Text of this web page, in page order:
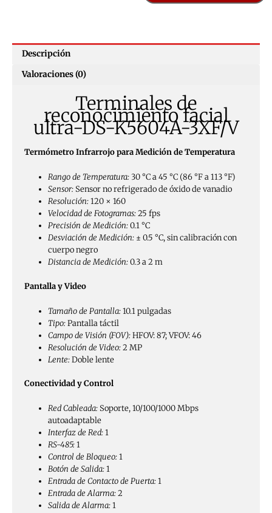
Descripción
Valoraciones (0)
Terminales de
reconocimiento facial
ultra-DS-K5604A-3XF/V
Termómetro Infrarrojo para Medición de Temperatura
Rango de Temperatura:30 °C a 45 °C (86 °F a 113 °F)
Sensor: Sensor no refrigerado de óxido de vanadio
Resolución:120 × 160
Velocidad de Fotogramas:25 fps
Precisión de Medición:0.1 °C
Desviación de Medición: ± 0.5 °C, sin calibración con
cuerpo negro
Distancia de Medición:0.3 a 2 m
Pantalla y Video
Tamaño de Pantalla:10.1 pulgadas
Tipo:Pantalla táctil
Campo de Visión (FOV):HFOV: 87; VFOV: 46
Resolución de Video:2 MP
Lente:Doble lente
Conectividad y Control
Red Cableada: Soporte, 10/100/1000 Mbps
autoadaptable
Interfaz de Red:1
RS-485:1
Control de Bloqueo:1
Botón de Salida:1
Entrada de Contacto de Puerta:1
Entrada de Alarma:2
Salida de Alarma:1